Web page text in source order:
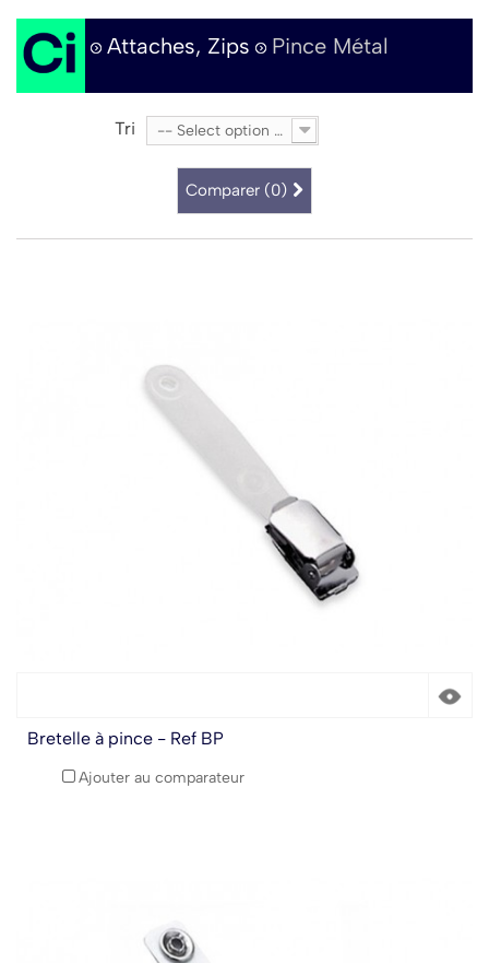
Attaches, Zips Pince Métal
Tri -- Select option --
Comparer (0)
Bretelle à pince - Ref BP
Ajouter au comparateur